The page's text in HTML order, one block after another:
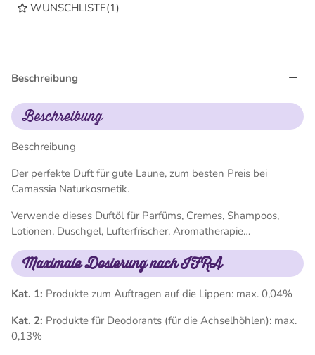
WUNSCHLISTE(1)
Beschreibung
Beschreibung
Beschreibung
Der perfekte Duft für gute Laune, zum besten Preis bei
Camassia Naturkosmetik.
Verwende dieses Duftöl für Parfüms, Cremes, Shampoos,
Lotionen, Duschgel, Lufterfrischer, Aromatherapie…
Maximale Dosierung nach IFRA
Kat. 1: Produkte zum Auftragen auf die Lippen: max. 0,04%
Kat. 2: Produkte für Deodorants (für die Achselhöhlen): max.
0,13%